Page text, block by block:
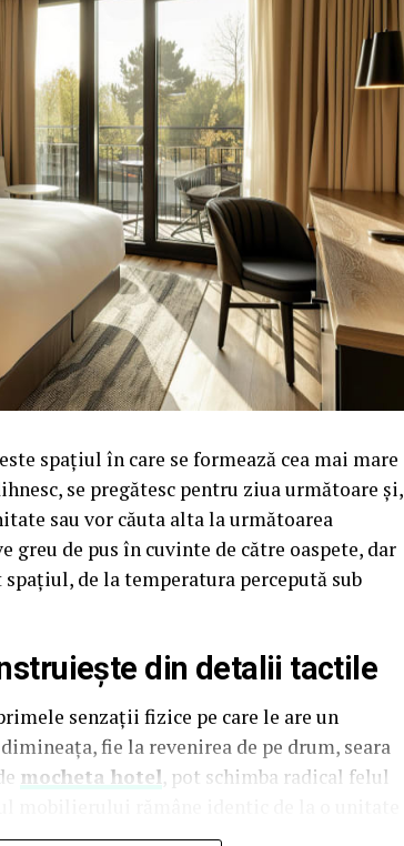
spațiul în care se formează cea mai mare
se pregătesc pentru ziua următoare și,
sau vor căuta alta la următoarea
greu de pus în cuvinte de către oaspete, dar
de la temperatura percepută sub
din detalii tactile
senzații fizice pe care le are un
fie la revenirea de pe drum, seara
mocheta hotel, pot schimba radical felul